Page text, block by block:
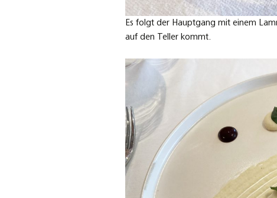
Es folgt der Hauptgang mit einem
auf den Teller kommt.